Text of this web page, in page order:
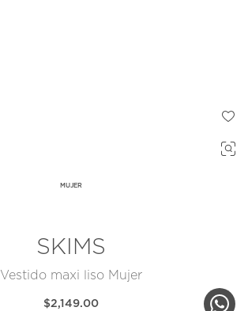
MUJER
SKIMS
Vestido maxi liso Mujer
$2,149.00